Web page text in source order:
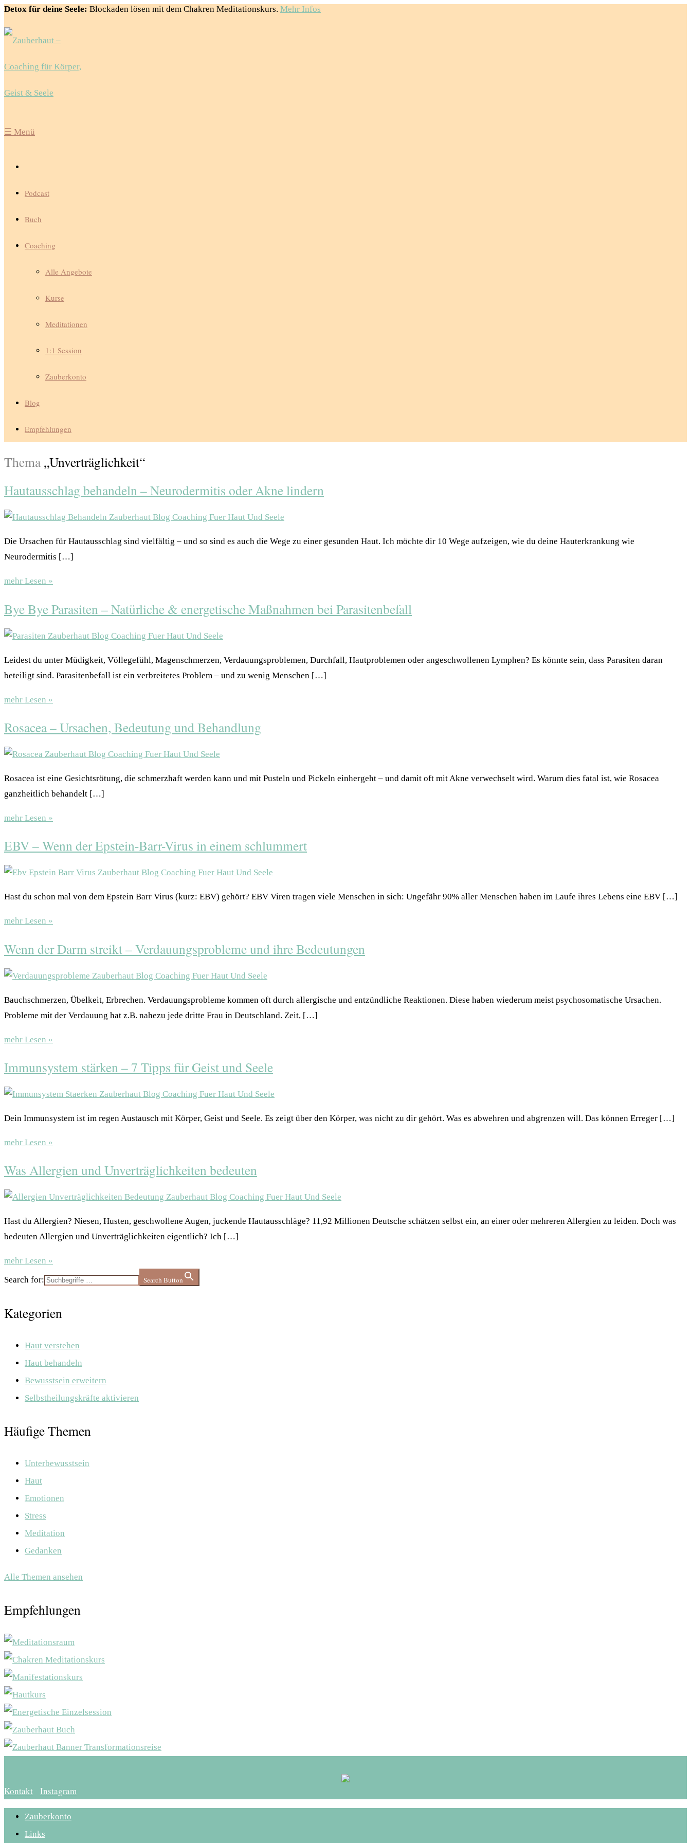
Detox für deine Seele: Blockaden lösen mit dem Chakren Meditationskurs. Mehr Infos
☰ Menü
Podcast
Buch
Coaching
Alle Angebote
Kurse
Meditationen
1:1 Session
Zauberkonto
Blog
Empfehlungen
Thema „Unverträglichkeit“
Hautausschlag behandeln – Neurodermitis oder Akne lindern
Die Ursachen für Hautausschlag sind vielfältig – und so sind es auch die Wege zu einer gesunden Haut. Ich möchte dir 10 Wege aufzeigen, wie du deine Hauterkrankung wie
Neurodermitis […]
mehr Lesen »
Bye Bye Parasiten – Natürliche & energetische Maßnahmen bei Parasitenbefall
Leidest du unter Müdigkeit, Völlegefühl, Magenschmerzen, Verdauungsproblemen, Durchfall, Hautproblemen oder angeschwollenen Lymphen? Es könnte sein, dass Parasiten daran
beteiligt sind. Parasitenbefall ist ein verbreitetes Problem – und zu wenig Menschen […]
mehr Lesen »
Rosacea – Ursachen, Bedeutung und Behandlung
Rosacea ist eine Gesichtsrötung, die schmerzhaft werden kann und mit Pusteln und Pickeln einhergeht – und damit oft mit Akne verwechselt wird. Warum dies fatal ist, wie Rosacea
ganzheitlich behandelt […]
mehr Lesen »
EBV – Wenn der Epstein-Barr-Virus in einem schlummert
Hast du schon mal von dem Epstein Barr Virus (kurz: EBV) gehört? EBV Viren tragen viele Menschen in sich: Ungefähr 90% aller Menschen haben im Laufe ihres Lebens eine EBV […]
mehr Lesen »
Wenn der Darm streikt – Verdauungsprobleme und ihre Bedeutungen
Bauchschmerzen, Übelkeit, Erbrechen. Verdauungsprobleme kommen oft durch allergische und entzündliche Reaktionen. Diese haben wiederum meist psychosomatische Ursachen.
Probleme mit der Verdauung hat z.B. nahezu jede dritte Frau in Deutschland. Zeit, […]
mehr Lesen »
Immunsystem stärken – 7 Tipps für Geist und Seele
Dein Immunsystem ist im regen Austausch mit Körper, Geist und Seele. Es zeigt über den Körper, was nicht zu dir gehört. Was es abwehren und abgrenzen will. Das können Erreger […]
mehr Lesen »
Was Allergien und Unverträglichkeiten bedeuten
Hast du Allergien? Niesen, Husten, geschwollene Augen, juckende Hautausschläge? 11,92 Millionen Deutsche schätzen selbst ein, an einer oder mehreren Allergien zu leiden. Doch was
bedeuten Allergien und Unverträglichkeiten eigentlich? Ich […]
mehr Lesen »
Search for:
Search Button
Kategorien
Haut verstehen
Haut behandeln
Bewusstsein erweitern
Selbstheilungskräfte aktivieren
Häufige Themen
Unterbewusstsein
Haut
Emotionen
Stress
Meditation
Gedanken
Alle Themen ansehen
Empfehlungen
Kontakt Instagram
Zauberkonto
Links